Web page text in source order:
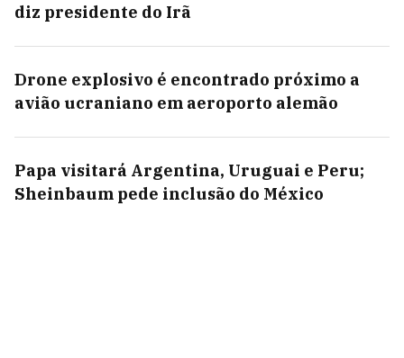
diz presidente do Irã
Drone explosivo é encontrado próximo a
avião ucraniano em aeroporto alemão
Papa visitará Argentina, Uruguai e Peru;
Sheinbaum pede inclusão do México